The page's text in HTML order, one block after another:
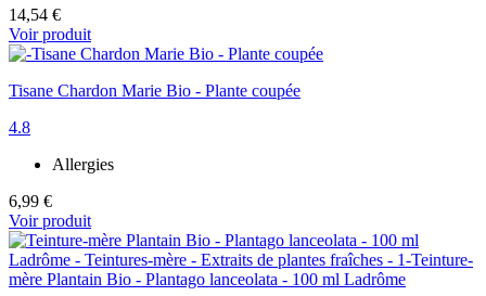
14,54 €
Voir produit
Tisane Chardon Marie Bio - Plante coupée
4.8
Allergies
6,99 €
Voir produit